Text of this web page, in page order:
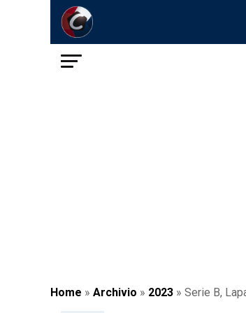
Home » Archivio » 2023 » Serie B,